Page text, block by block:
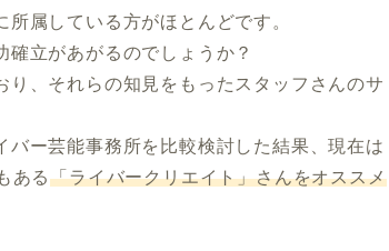
属している方がほとんどです。
立があがるのでしょうか？
、それらの知見をもったスタッフさんのサ
ー芸能事務所を比較検討した結果、現在は
ある「ライバークリエイト」さんをオススメ